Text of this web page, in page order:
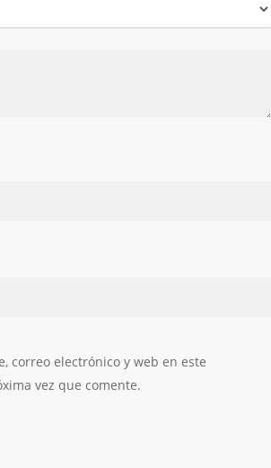
correo electrónico y web en este
vez que comente.